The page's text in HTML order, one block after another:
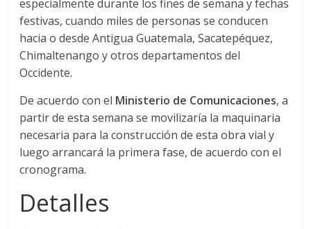
d
e
E
q
u
especialmente durante los fines de semana y fechas
festivas, cuando miles de personas se conducen
hacia o desde Antigua Guatemala, Sacatepéquez,
Chimaltenango y otros departamentos del
Occidente.
De acuerdo con el Ministerio de Comunicaciones, a
partir de esta semana se movilizaría la maquinaria
necesaria para la construcción de esta obra vial y
luego arrancará la primera fase, de acuerdo con el
cronograma.
Detalles